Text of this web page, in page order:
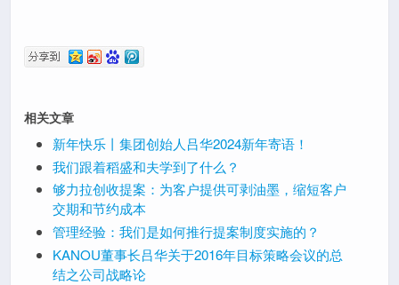
相关文章
新年快乐丨集团创始人吕华2024新年寄语！
我们跟着稻盛和夫学到了什么？
够力拉创收提案：为客户提供可剥油墨，缩短客户
交期和节约成本
管理经验：我们是如何推行提案制度实施的？
KANOU董事长吕华关于2016年目标策略会议的总
结之公司战略论